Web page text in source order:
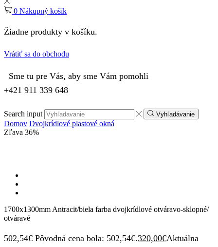
0 Nákupný košík
Žiadne produkty v košíku.
Vrátiť sa do obchodu
Sme tu pre Vás, aby sme Vám pomohli
+421 911 339 648
Search input Vyhľadávanie
Domov Dvojkrídlové plastové okná
Zľava 36%
1700x1300mm Antracit/biela farba dvojkrídlové otváravo-sklopné/
otváravé
502,54€ Pôvodná cena bola: 502,54€.320,00€Aktuálna